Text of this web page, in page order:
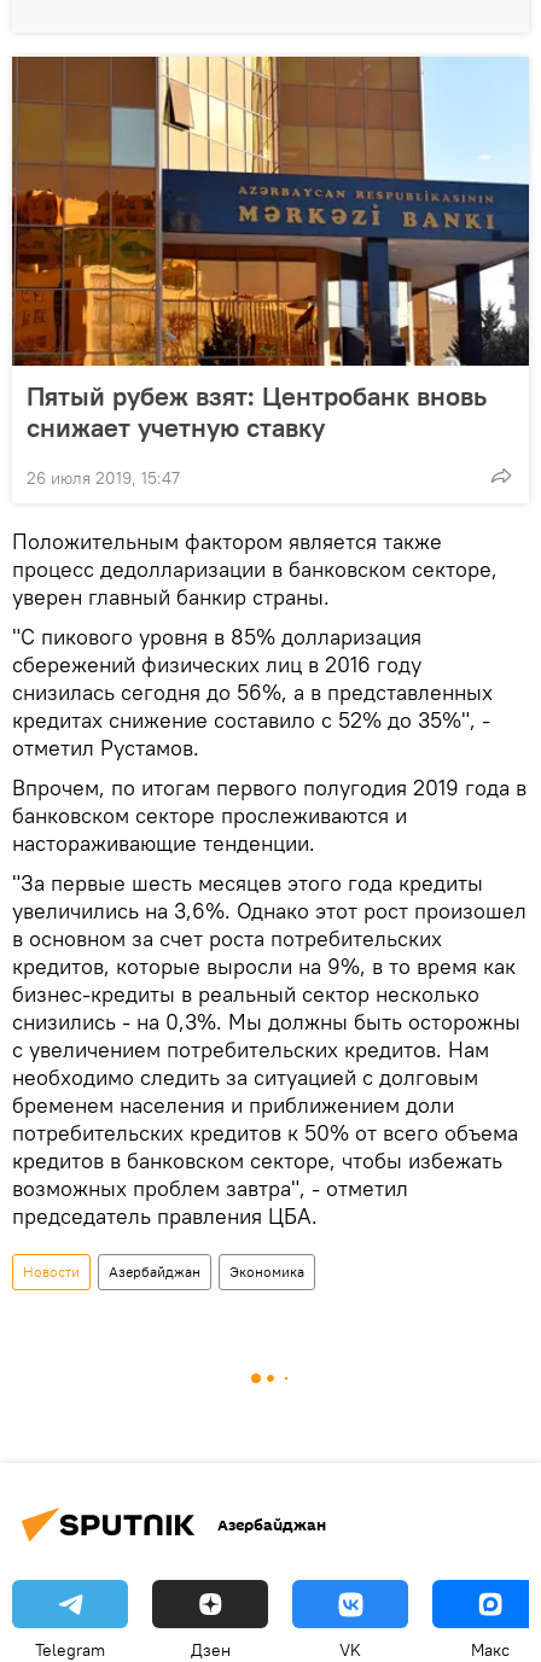
Пятый рубеж взят: Центробанк вновь
снижает учетную ставку
26 июля 2019, 15:47
Положительным фактором является также
процесс дедолларизации в банковском секторе,
уверен главный банкир страны.
"С пикового уровня в 85% долларизация
сбережений физических лиц в 2016 году
снизилась сегодня до 56%, а в представленных
кредитах снижение составило с 52% до 35%", -
отметил Рустамов.
Впрочем, по итогам первого полугодия 2019 года в
банковском секторе прослеживаются и
настораживающие тенденции.
"За первые шесть месяцев этого года кредиты
увеличились на 3,6%. Однако этот рост произошел
в основном за счет роста потребительских
кредитов, которые выросли на 9%, в то время как
бизнес-кредиты в реальный сектор несколько
снизились - на 0,3%. Мы должны быть осторожны
с увеличением потребительских кредитов. Нам
необходимо следить за ситуацией с долговым
бременем населения и приближением доли
потребительских кредитов к 50% от всего объема
кредитов в банковском секторе, чтобы избежать
возможных проблем завтра", - отметил
председатель правления ЦБА.
Новости Азербайджан Экономика
Азербайджан
Telegram Дзен VK Макс